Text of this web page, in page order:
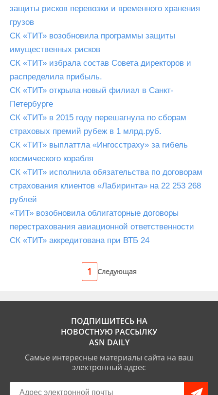
защиты рисков перевозки и временного хранения
грузов
СК «ТИТ» возобновила программы защиты
имущественных рисков
СК «ТИТ» избрала состав Совета директоров и
распределила прибыль.
СК «ТИТ» открыла новый филиал в Санкт-
Петербурге
СК «ТИТ» в 2015 году перешагнула по сборам
страховых премий рубеж в 1 млрд.руб.
СК «ТИТ» выплаттла «Ингосстраху» за гибель
космического корабля
СК «ТИТ» исполнила обязательства по договорам
страхования клиентов «Лабиринта» на 22 253 268
рублей
«ТИТ» возобновила облигаторные договоры
перестрахования авиационной ответственности
СК «ТИТ» аккредитована при ВТБ 24
1 Следующая
ПОДПИШИТЕСЬ НА
НОВОСТНУЮ РАССЫЛКУ
ASN DAILY
Самые интересные материалы сайта на ваш
электронный адрес